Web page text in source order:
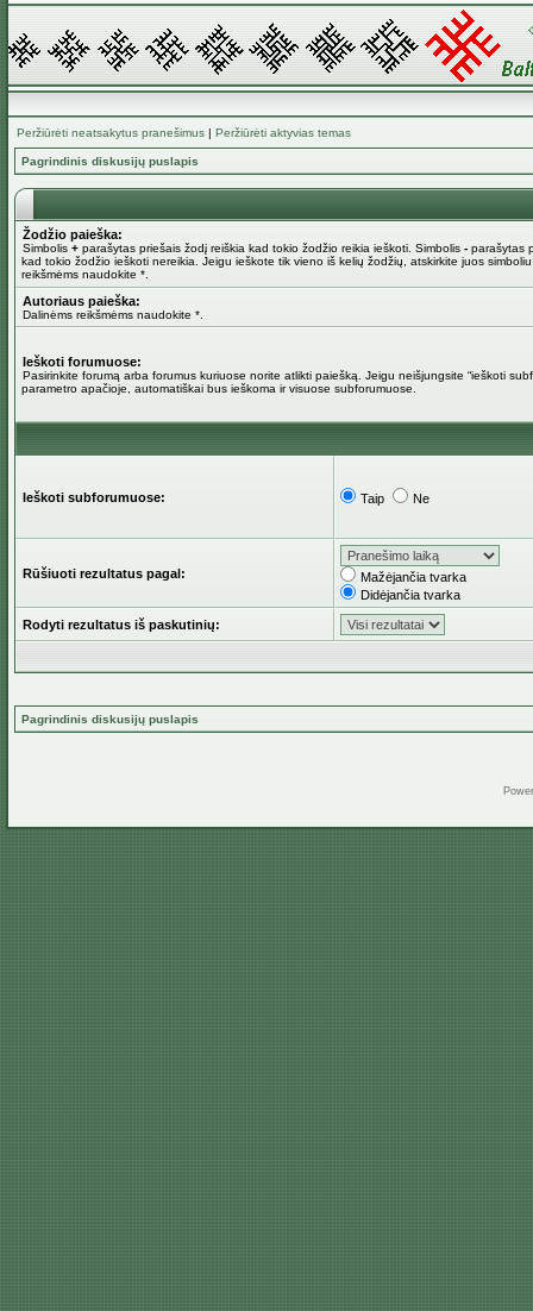
Peržiūrėti neatsakytus pranešimus | Peržiūrėti aktyvias temas
Pagrindinis diskusijų puslapis
Žodžio paieška:
Simbolis + parašytas priešais žodį reiškia kad tokio žodžio reikia ieškoti. Simbolis - parašytas
kad tokio žodžio ieškoti nereikia. Jeigu ieškote tik vieno iš kelių žodžių, atskirkite juos
reikšmėms naudokite *.
Autoriaus paieška:
Dalinėms reikšmėms naudokite *.
Ieškoti forumuose:
Pasirinkite forumą arba forumus kuriuose norite atlikti paiešką. Jeigu neišjungsite “ieškoti
parametro apačioje, automatiškai bus ieškoma ir visuose subforumuose.
Ieškoti subforumuose: Taip Ne
Rūšiuoti rezultatus pagal:
Mažėjančia tvarka
Didėjančia tvarka
Rodyti rezultatus iš paskutinių:
Pagrindinis diskusijų puslapis